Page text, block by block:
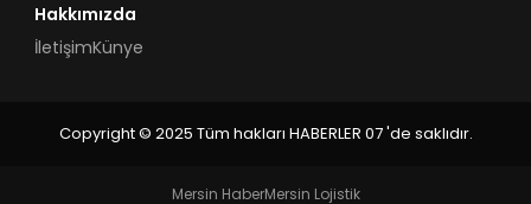
Hakkımızda
İletişimKünye
Copyright © 2025 Tüm hakları HABERLER 07 'de saklıdır.
Mersin HaberMersin Lojistik